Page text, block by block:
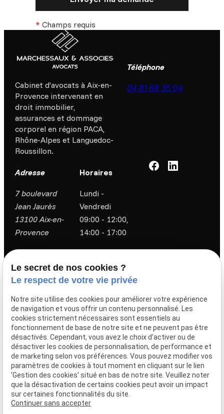
* Champs requis
Cabinet d’avocats à Aix-en-
Provence intervenant en
droit immobilier,
assurances et dommage
corporel en région PACA,
Rhône-Alpes et Languedoc-
Roussillon.
Téléphone
04 81 68 35 04
Adresse
7 boulevard
Jean Jaurès
13100 Aix-en-
Provence
Horaires
Lundi -
Vendredi
09:00 - 12:00,
14:00 - 17:00
Le Cabinet
Équipe
Honoraires
Actualités
Dommage corporel et responsabilité médicale
Droit de la construction
Droit immobilier
Je prends contact
Le secret de nos cookies ?
Le respect de votre vie privée
Notre site utilise des cookies pour améliorer votre expérience
de navigation et vous offrir un contenu personnalisé. Les
cookies strictement nécessaires sont essentiels au
fonctionnement de base de notre site et ne peuvent pas être
désactivés. Cependant, vous avez le choix d'activer ou de
désactiver les cookies de personnalisation, de performance et
de marketing selon vos préférences. Vous pouvez modifier vos
paramètres de cookies à tout moment en cliquant sur le lien
'Gestion des cookies' situé en bas de notre site. Veuillez noter
que la désactivation de certains cookies peut avoir un impact
sur certaines fonctionnalités du site.
Continuer sans accepter